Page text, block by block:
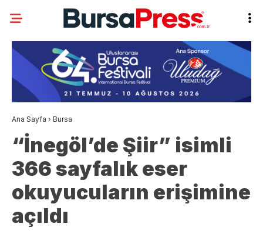
Ana Sayfa › Bursa
“İnegöl’de Şiir” isimli
366 sayfalık eser
okuyucuların erişimine
açıldı